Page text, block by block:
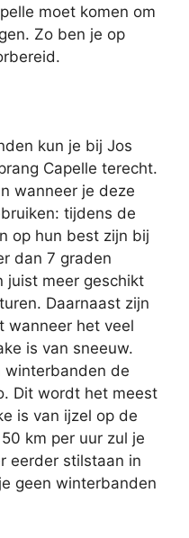
moet komen om
Zo ben je op
kun je bij Jos
Capelle terecht.
wanneer je deze
tijdens de
op hun best zijn bij
dan 7 graden
juist meer geschikt
Daarnaast zijn
wanneer het veel
is van sneeuw.
winterbanden de
Dit wordt het meest
is van ijzel op de
km per uur zul je
eerder stilstaan in
geen winterbanden